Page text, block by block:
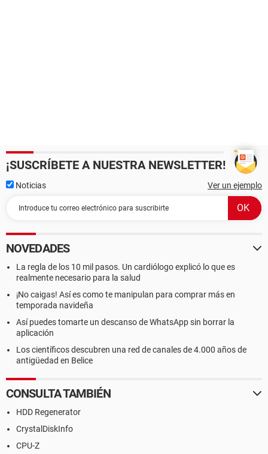
¡SUSCRÍBETE A NUESTRA NEWSLETTER!
Noticias Ver un ejemplo
NOVEDADES
La regla de los 10 mil pasos. Un cardiólogo explicó lo que es
realmente necesario para la salud
¡No caigas! Así es como te manipulan para comprar más en
temporada navideña
Así puedes tomarte un descanso de WhatsApp sin borrar la
aplicación
Los científicos descubren una red de canales de 4.000 años de
antigüedad en Belice
CONSULTA TAMBIÉN
HDD Regenerator
CrystalDiskInfo
CPU-Z